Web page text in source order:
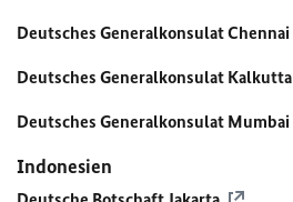
Deutsches Generalkonsulat Chennai
Deutsches Generalkonsulat Kalkutta
Deutsches Generalkonsulat Mumbai
Indonesien